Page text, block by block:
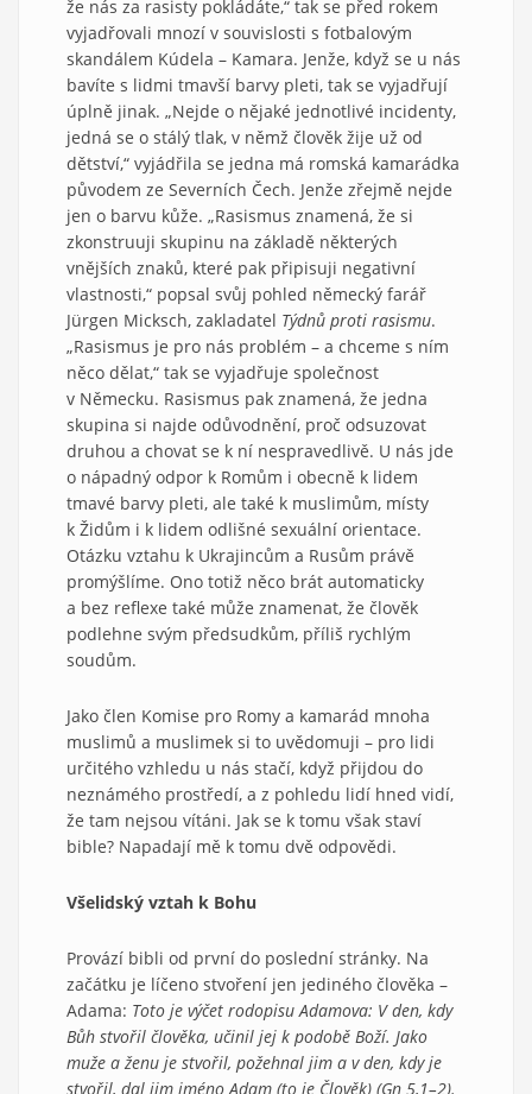
že nás za rasisty pokládáte,“ tak se před rokem
vyjadřovali mnozí v souvislosti s fotbalovým
skandálem Kúdela – Kamara. Jenže, když se u nás
bavíte s lidmi tmavší barvy pleti, tak se vyjadřují
úplně jinak. „Nejde o nějaké jednotlivé incidenty,
jedná se o stálý tlak, v němž člověk žije už od
dětství,“ vyjádřila se jedna má romská kamarádka
původem ze Severních Čech. Jenže zřejmě nejde
jen o barvu kůže. „Rasismus znamená, že si
zkonstruuji skupinu na základě některých
vnějších znaků, které pak připisuji negativní
vlastnosti,“ popsal svůj pohled německý farář
Jürgen Micksch, zakladatel Týdnů proti rasismu.
„Rasismus je pro nás problém – a chceme s ním
něco dělat,“ tak se vyjadřuje společnost
v Německu. Rasismus pak znamená, že jedna
skupina si najde odůvodnění, proč odsuzovat
druhou a chovat se k ní nespravedlivě. U nás jde
o nápadný odpor k Romům i obecně k lidem
tmavé barvy pleti, ale také k muslimům, místy
k Židům i k lidem odlišné sexuální orientace.
Otázku vztahu k Ukrajincům a Rusům právě
promýšlíme. Ono totiž něco brát automaticky
a bez reflexe také může znamenat, že člověk
podlehne svým předsudkům, příliš rychlým
soudům.
Jako člen Komise pro Romy a kamarád mnoha
muslimů a muslimek si to uvědomuji – pro lidi
určitého vzhledu u nás stačí, když přijdou do
neznámého prostředí, a z pohledu lidí hned vidí,
že tam nejsou vítáni. Jak se k tomu však staví
bible? Napadají mě k tomu dvě odpovědi.
Všelidský vztah k Bohu
Provází bibli od první do poslední stránky. Na
začátku je líčeno stvoření jen jediného člověka –
Adama: Toto je výčet rodopisu Adamova: V den, kdy
Bůh stvořil člověka, učinil jej k podobě Boží. Jako
muže a ženu je stvořil, požehnal jim a v den, kdy je
stvořil, dal jim jméno Adam (to je Člověk) (Gn 5,1–2).